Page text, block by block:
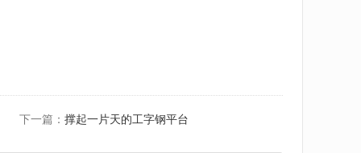
下一篇： 撑起一片天的工字钢平台